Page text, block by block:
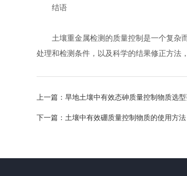
结语
土壤重金属检测的质量控制是一个复杂而
处理和检测条件，以及科学的结果修正方法
上一篇： 旱地土壤中有效态砷质量控制物质选
下一篇： 土壤中有效硼质量控制物质的使用方法